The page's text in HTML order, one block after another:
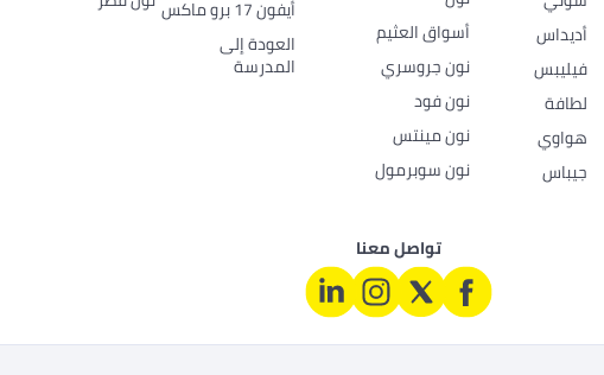
أديداس
فيليبس
لطافة
هواوي
جيباس
أسواق العثيم
نون جروسري
نون فود
نون مينتس
نون سوبرمول
أيفون 17 برو ماكس
العودة إلى
المدرسة
تواصل معنا